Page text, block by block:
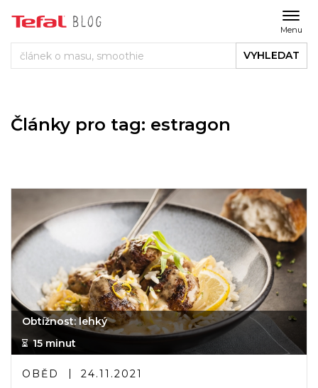
Menu
VYHLEDAT
Články pro tag: estragon
Obtížnost: lehký
15 minut
OBĚD 24.11.2021